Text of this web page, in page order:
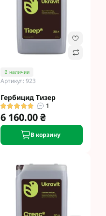
В наличии
Артикул: 923
Гербицид Тизер
1
6 160.00 ₴
В корзину